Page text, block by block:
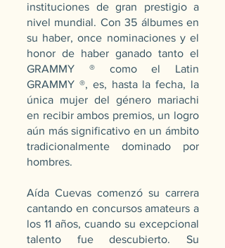
instituciones de gran prestigio a
nivel mundial. Con 35 álbumes en
su haber, once nominaciones y el
honor de haber ganado tanto el
GRAMMY ® como el Latin
GRAMMY ®, es, hasta la fecha, la
única mujer del género mariachi
en recibir ambos premios, un logro
aún más significativo en un ámbito
tradicionalmente dominado por
hombres.
Aída Cuevas comenzó su carrera
cantando en concursos amateurs a
los 11 años, cuando su excepcional
talento fue descubierto. Su